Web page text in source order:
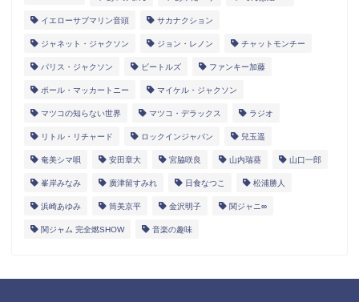
イエローサブマリン音頭 サカナクション
ジャネット・ジャクソン ジョン・レノン チャットモンチー
パリス・ジャクソン ビートルズ ファンキー加藤
ポール・マッカートニー マイケル・ジャクソン
マツコの知らない世界 マツコ・デラックス ラジオ
リトル・リチャード ロックインジャパン 兒玉遥
奄美シマ唄 安田章大 宮脇咲良 山内瑞葵 山口一郎
峯岸みなみ 廣津留すみれ 日食なつこ 松浦勝人
浜崎あゆみ 筒美京平 金沢明子 関ジャニ∞
関ジャム 完全燃SHOW 音楽の趣味